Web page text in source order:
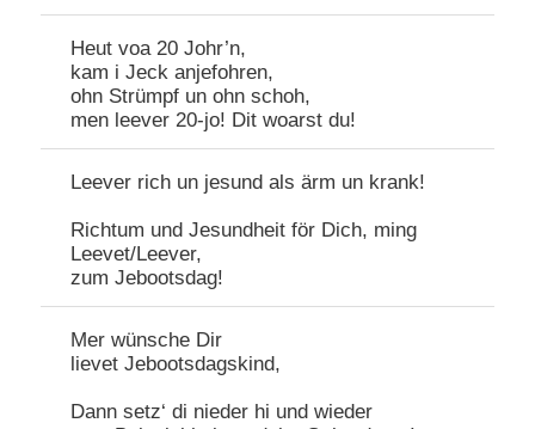
Heut voa 20 Johr’n,
kam i Jeck anjefohren,
ohn Strümpf un ohn schoh,
men leever 20-jo! Dit woarst du!
Leever rich un jesund als ärm un krank!
Richtum und Jesundheit för Dich, ming
Leevet/Leever,
zum Jebootsdag!
Mer wünsche Dir
lievet Jebootsdagskind,
Dann setz‘ di nieder hi und wieder